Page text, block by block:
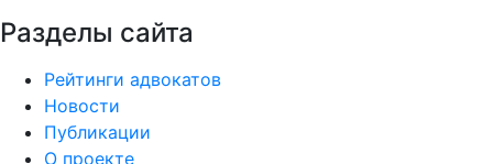
Разделы сайта
Рейтинги адвокатов
Новости
Публикации
О проекте